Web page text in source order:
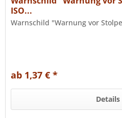
ISO...
Warnschild "Warnung vor
ab 1,37 € *
Details